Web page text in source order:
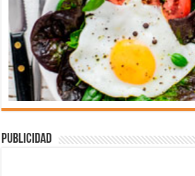
Publicidad